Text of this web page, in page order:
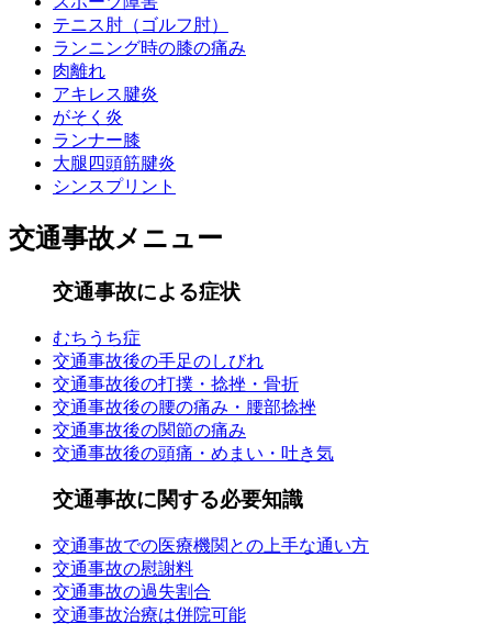
テニス肘（ゴルフ肘）
ランニング時の膝の痛み
肉離れ
アキレス腱炎
がそく炎
ランナー膝
大腿四頭筋腱炎
シンスプリント
交通事故メニュー
交通事故による症状
むちうち症
交通事故後の手足のしびれ
交通事故後の打撲・捻挫・骨折
交通事故後の腰の痛み・腰部捻挫
交通事故後の関節の痛み
交通事故後の頭痛・めまい・吐き気
交通事故に関する必要知識
交通事故での医療機関との上手な通い方
交通事故の慰謝料
交通事故の過失割合
交通事故治療は併院可能